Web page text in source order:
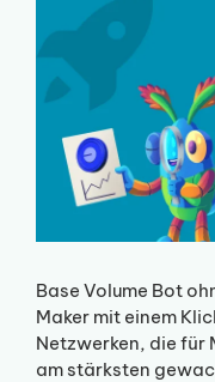
Base Volume Bot
Maker mit einem
Netzwerken, die für
am stärksten